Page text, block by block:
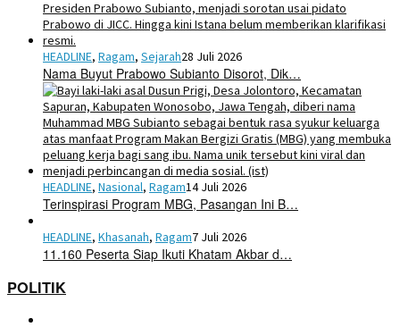
HEADLINE, Ragam, Sejarah28 Juli 2026
Nama Buyut Prabowo Subianto Disorot, Dik…
HEADLINE, Nasional, Ragam14 Juli 2026
Terinspirasi Program MBG, Pasangan Ini B…
HEADLINE, Khasanah, Ragam7 Juli 2026
11.160 Peserta Siap Ikuti Khatam Akbar d…
POLITIK